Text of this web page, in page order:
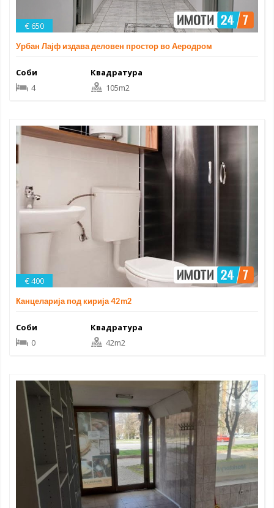
€ 650
Урбан Лајф издава деловен простор во Аеродром
Соби
4
Квадратура
105m2
€ 400
Канцеларија под кирија 42m2
Соби
0
Квадратура
42m2